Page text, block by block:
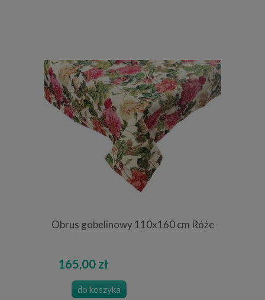
Obrus gobelinowy 110x160 cm Róże
165,00 zł
do koszyka